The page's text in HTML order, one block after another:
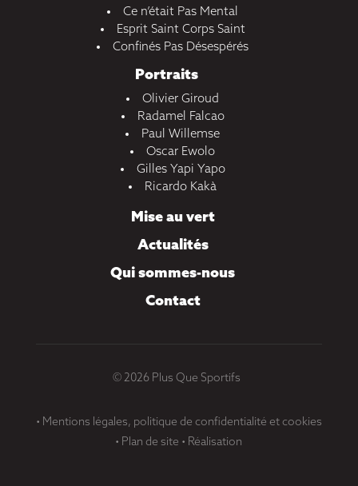
Ce n’était Pas Mental
Esprit Saint Corps Saint
Confinés Pas Désespérés
Portraits
Olivier Giroud
Radamel Falcao
Paul Willemse
Oscar Ewolo
Gilles Yapi Yapo
Ricardo Kakà
Mise au vert
Actualités
Qui sommes-nous
Contact
© 2026 Plus Que Sportifs
• Mentions légales, politique de confidentialité et cookies
• Plan de site • Réalisation